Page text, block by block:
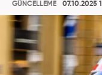
GÜNCELLEME
07.10.2025